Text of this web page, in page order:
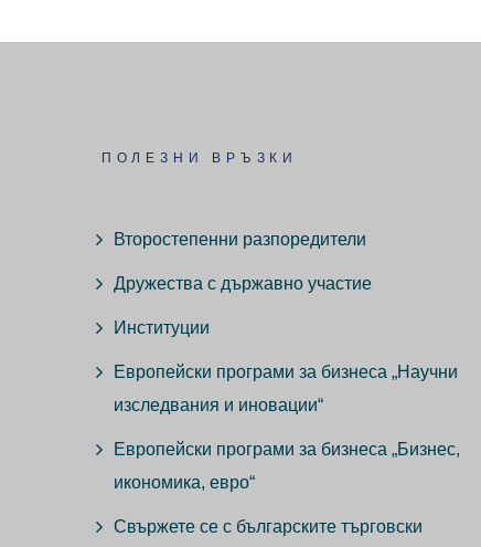
ПОЛЕЗНИ ВРЪЗКИ
Второстепенни разпоредители
Дружества с държавно участие
Институции
Европейски програми за бизнеса „Научни
изследвания и иновации“
Европейски програми за бизнеса „Бизнес,
икономика, евро“
Свържете се с българските търговски